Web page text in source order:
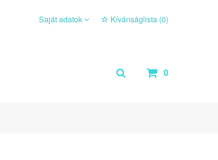
Saját adatok Kívánságlista (0)
0